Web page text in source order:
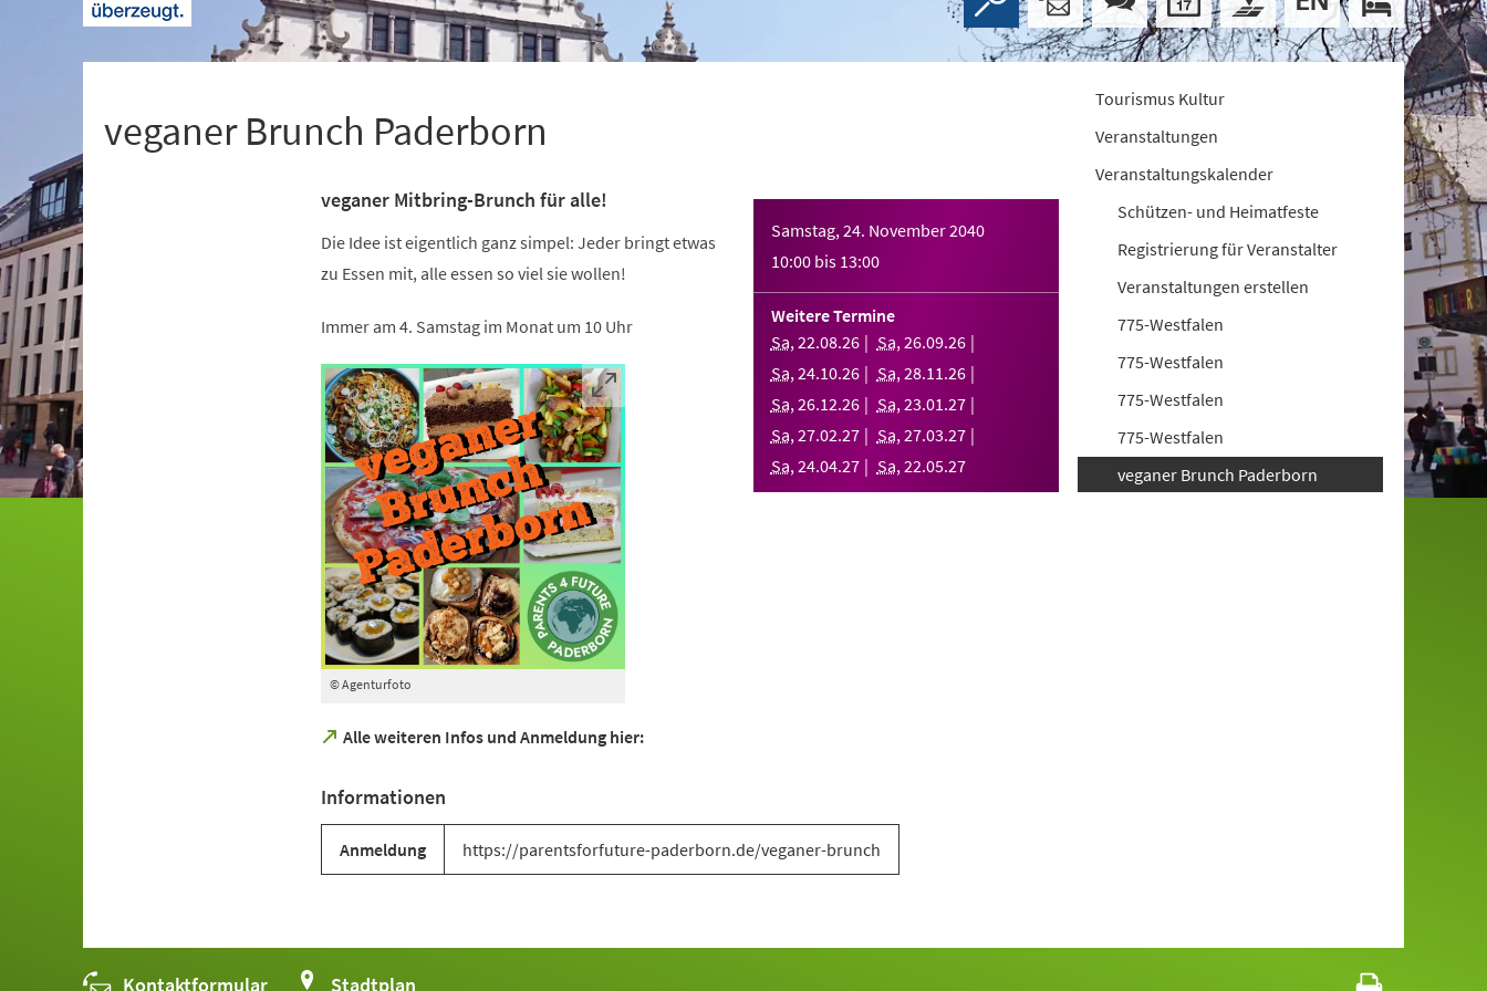
veganer Brunch Paderborn
Samstag, 24. November 2040
10:00 bis 13:00
Weitere Termine
Sa,22.08.26 Sa,26.09.26
Sa,24.10.26 Sa,28.11.26
Sa,26.12.26 Sa,23.01.27
Sa,27.02.27 Sa,27.03.27
Sa,24.04.27 Sa,22.05.27
veganer Mitbring-Brunch für alle!
Die Idee ist eigentlich ganz simpel: Jeder bringt etwas
zu Essen mit, alle essen so viel sie wollen!
Immer am 4. Samstag im Monat um 10 Uhr
© Agenturfoto
Alle weiteren Infos und Anmeldung hier:
(Öffnet
neuen
Tab)
Informationen
Anmeldung https://parentsforfuture-paderborn.de/veganer-brunch
Tourismus Kultur
Veranstaltungen
Veranstaltungskalender
Schützen- und Heimatfeste
Registrierung für Veranstalter
Veranstaltungen erstellen
775-Westfalen
775-Westfalen
775-Westfalen
775-Westfalen
veganer Brunch Paderborn
Kontaktformular Stadtplan
(Öffnet